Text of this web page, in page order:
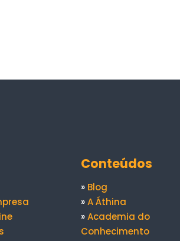
Conteúdos
» Blog
»A Áthina
»Academia do
Conhecimento